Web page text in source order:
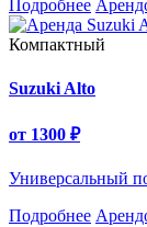
Подробнее
Компактный
Suzuki Alto
от 1300 ₽
Универсальный
Подробнее